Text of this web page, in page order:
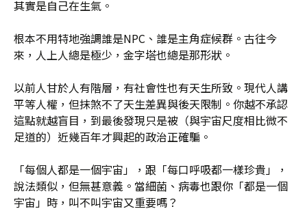
其實是自己在生氣。
根本不用特地強調誰是NPC、誰是主角症候群。古往今
來，人上人總是極少，金字塔也總是那形狀。
以前人甘於人有階層，有社會性也有天生所致。現代人講
平等人權，但抹煞不了天生差異與後天限制。你越不承認
這點就越盲目，到最後發現只是被（與宇宙尺度相比微不
足道的）近幾百年才興起的政治正確騙。
「每個人都是一個宇宙」，跟「每口呼吸都一樣珍貴」，
說法類似，但無甚意義。當細菌、病毒也跟你「都是一個
宇宙」時，叫不叫宇宙又重要嗎？